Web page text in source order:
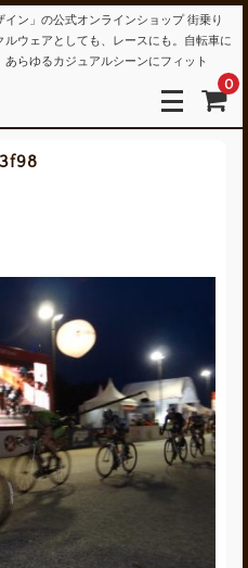
ン」の公式オンラインショップ 街乗り
ウェアとしても、レースにも。自転車に
らゆるカジュアルシーンにフィット
0